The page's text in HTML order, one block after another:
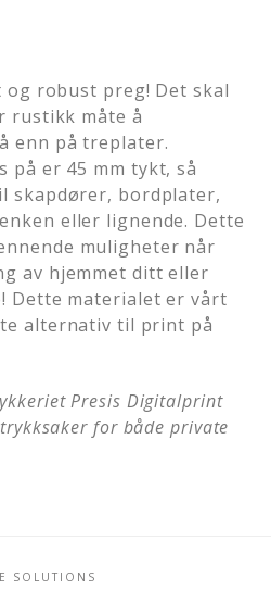
robust preg! Det skal
rustikk måte å
enn på treplater.
på er 45 mm tykt, så
skapdører, bordplater,
eller lignende. Dette
muligheter når
av hjemmet ditt eller
Dette materialet er vårt
alternativ til print på
Presis Digitalprint
for både private
SOLUTIONS